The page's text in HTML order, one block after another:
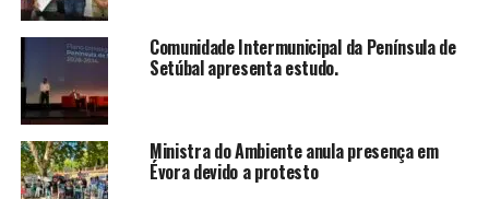
Comunidade Intermunicipal da Península de
Setúbal apresenta estudo.
Ministra do Ambiente anula presença em
Évora devido a protesto